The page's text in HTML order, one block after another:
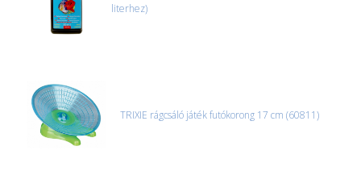
literhez)
TRIXIE rágcsáló játék futókorong 17 cm (60811)